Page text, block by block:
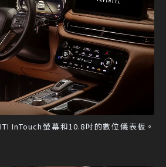
InTouch螢幕和10.8吋的數位儀表板。